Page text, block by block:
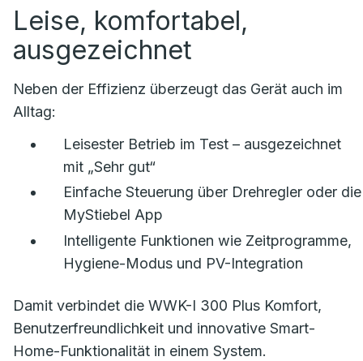
Leise, komfortabel,
ausgezeichnet
Neben der Effizienz überzeugt das Gerät auch im
Alltag:
Leisester Betrieb im Test – ausgezeichnet
mit „Sehr gut“
Einfache Steuerung über Drehregler oder die
MyStiebel App
Intelligente Funktionen wie Zeitprogramme,
Hygiene-Modus und PV-Integration
Damit verbindet die WWK-I 300 Plus Komfort,
Benutzerfreundlichkeit und innovative Smart-
Home-Funktionalität in einem System.